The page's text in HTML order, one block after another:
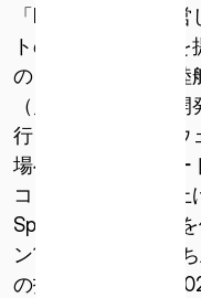
「HAKUTO」を運
トの輸送サービス
のランダー（月着陸
（月面探査車）を
行うためのゲートウ
場への参入をサポー
コンセプトの立ち上
SpaceXのFalcon 9
ン1のランダーの打
の打ち上げは最速